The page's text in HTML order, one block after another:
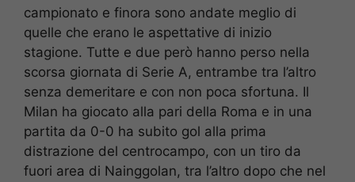
campionato e finora sono andate meglio di
quelle che erano le aspettative di inizio
stagione. Tutte e due però hanno perso nella
scorsa giornata di Serie A, entrambe tra l’altro
senza demeritare e con non poca sfortuna. Il
Milan ha giocato alla pari della Roma e in una
partita da 0-0 ha subito gol alla prima
distrazione del centrocampo, con un tiro da
fuori area di Nainggolan, tra l’altro dopo che nel